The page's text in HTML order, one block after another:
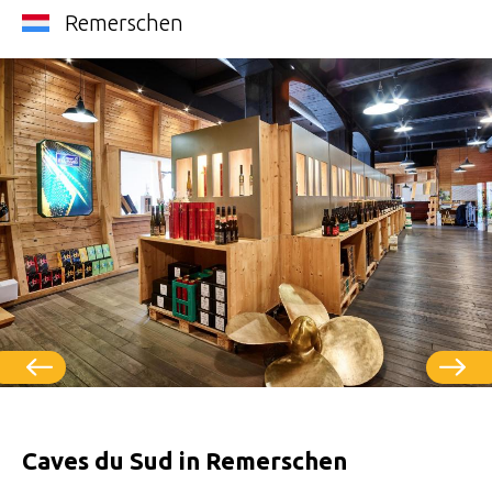
Remerschen
Caves du Sud in Remerschen